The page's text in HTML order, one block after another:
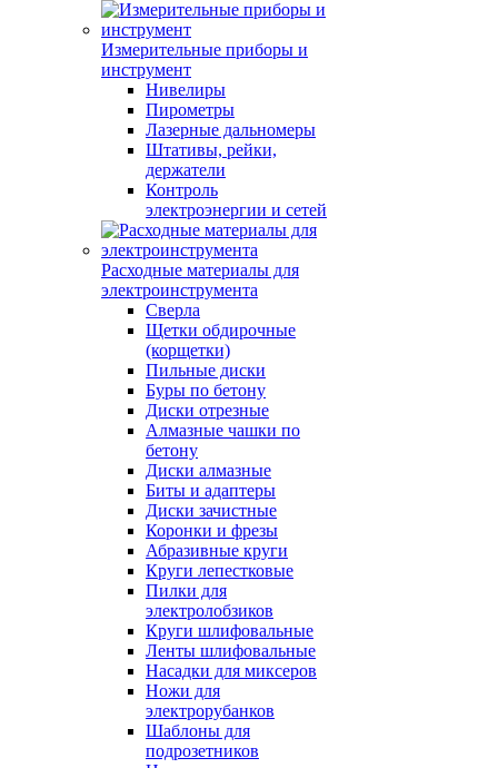
Измерительные приборы и
инструмент
Нивелиры
Пирометры
Лазерные дальномеры
Штативы, рейки,
держатели
Контроль
электроэнергии и сетей
Расходные материалы для
электроинструмента
Сверла
Щетки обдирочные
(корщетки)
Пильные диски
Буры по бетону
Диски отрезные
Алмазные чашки по
бетону
Диски алмазные
Биты и адаптеры
Диски зачистные
Коронки и фрезы
Абразивные круги
Круги лепестковые
Пилки для
электролобзиков
Круги шлифовальные
Ленты шлифовальные
Насадки для миксеров
Ножи для
электрорубанков
Шаблоны для
подрозетников